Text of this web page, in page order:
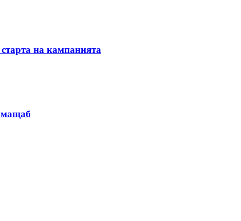
на кампанията
мащаб